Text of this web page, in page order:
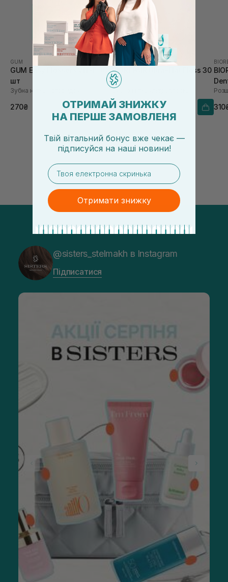
GUM
GUM Easy Flossers VIT-E 30
шт
Зубна нитка з фторидом
270₴
BIOREPAIR
BIOREPAIR Ultra-Flat Floss 30
м
Зубна нитка ультраплоска
310₴
@sisters_stelmakh в Instagram
Підписатися
ОТРИМАЙ ЗНИЖКУ
НА ПЕРШЕ ЗАМОВЛЕНЯ
Твій вітальний бонус вже чекає —
підписуйся на наші новини!
email
Отримати знижку